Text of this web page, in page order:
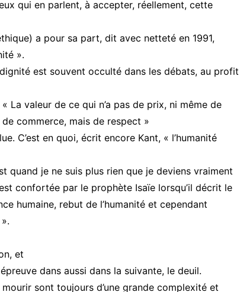
qui en parlent, à accepter, réellement, cette
a pour sa part, dit avec netteté en 1991,
».
est souvent occulté dans les débats, au profit
La valeur de ce qui n’a pas de prix, ni même de
commerce, mais de respect »
C’est en quoi, écrit encore Kant, « l’humanité
quand je ne suis plus rien que je deviens vraiment
confortée par le prophète Isaïe lorsqu’il décrit le
humaine, rebut de l’humanité et cependant
et
dans aussi dans la suivante, le deuil.
sont toujours d’une grande complexité et